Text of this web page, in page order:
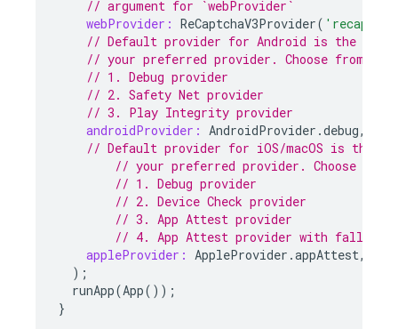
// argument for `webProvider`
webProvider: ReCaptchaV3Provider(
// Default provider for Android is the Play
// your preferred provider. Choose from:
// 1. Debug provider
// 2. Safety Net provider
// 3. Play Integrity provider
androidProvider: AndroidProvider .debug,
// Default provider for iOS/macOS is the
// your preferred provider. Choose
// 1. Debug provider
// 2. Device Check provider
// 3. App Attest provider
// 4. App Attest provider with fallback
appleProvider: AppleProvider .appAttest,
);
runApp(App());
}